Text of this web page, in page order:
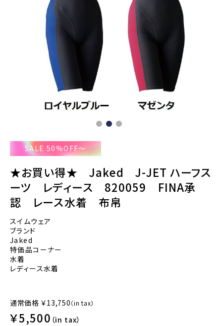
SALE 50%OFF～
★お買い得★ Jaked J-JET ハーフス
ーツ レディース 820059 FINA承
認 レース水着 布帛
スイムウェア
ブランド
Jaked
特価品コーナー
水着
レディース水着
通常価格 ￥13,750（in tax）
￥5,500 （in tax）